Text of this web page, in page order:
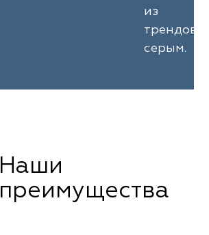
из
трендов
серым.
Наши
преимущества